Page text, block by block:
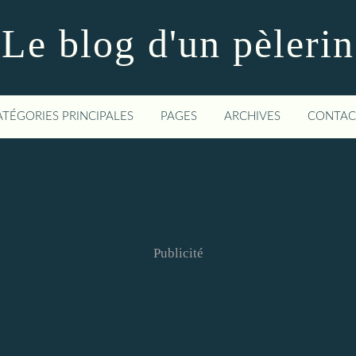
Le blog d'un pèlerin
PRINCIPALES PAGES ARCHIVES
Publicité